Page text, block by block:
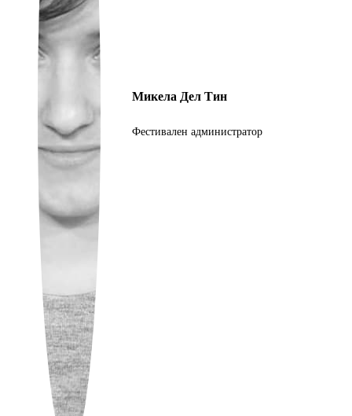
Ukrainian
Микела Дел Тин
Фестивален администратор